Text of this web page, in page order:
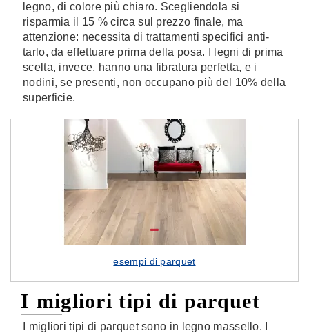
legno, di colore più chiaro. Scegliendola si
risparmia il 15 % circa sul prezzo finale, ma
attenzione: necessita di trattamenti specifici anti-
tarlo, da effettuare prima della posa. I legni di prima
scelta, invece, hanno una fibratura perfetta, e i
nodini, se presenti, non occupano più del 10% della
superficie.
esempi di parquet
I migliori tipi di parquet
I migliori tipi di parquet sono in legno massello. I